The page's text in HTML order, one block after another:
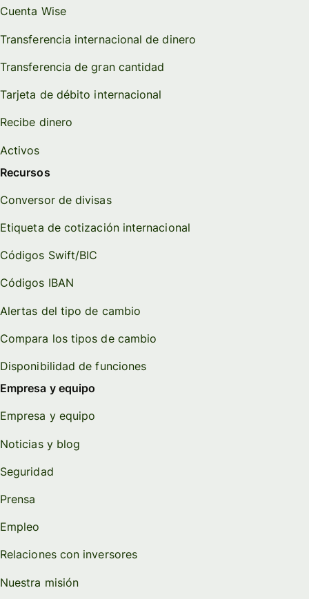
Cuenta Wise
Transferencia internacional de dinero
Transferencia de gran cantidad
Tarjeta de débito internacional
Recibe dinero
Activos
Recursos
Conversor de divisas
Etiqueta de cotización internacional
Códigos Swift/BIC
Códigos IBAN
Alertas del tipo de cambio
Compara los tipos de cambio
Disponibilidad de funciones
Empresa y equipo
Empresa y equipo
Noticias y blog
Seguridad
Prensa
Empleo
Relaciones con inversores
Nuestra misión